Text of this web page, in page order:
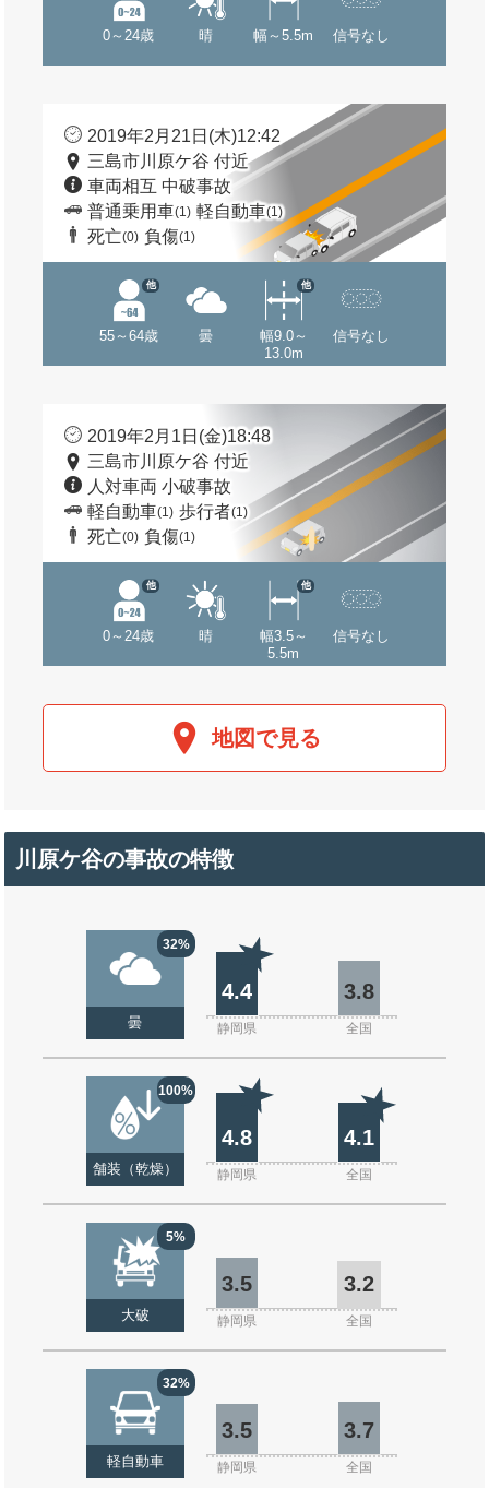
0～24歳 晴 幅～5.5m 信号なし
2019年2月21日(木)12:42
三島市川原ケ谷 付近
車両相互 中破事故
普通乗用車(1) 軽自動車(1)
死亡(0) 負傷(1)
55～64歳
他
曇
幅9.0～
13.0m
他
信号なし
2019年2月1日(金)18:48
三島市川原ケ谷 付近
人対車両 小破事故
軽自動車(1) 歩行者(1)
死亡(0) 負傷(1)
0～24歳
他
晴
幅3.5～
5.5m
他
信号なし
地図で見る
川原ケ谷の事故の特徴
32%
曇
4.4 3.8
静岡県 全国
100%
舗装（乾燥）
4.8 4.1
静岡県 全国
5%
大破
3.5 3.2
静岡県 全国
32%
軽自動車
3.5 3.7
静岡県 全国